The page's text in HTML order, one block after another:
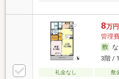
8万円
管理
3階 /
礼金なし 敷